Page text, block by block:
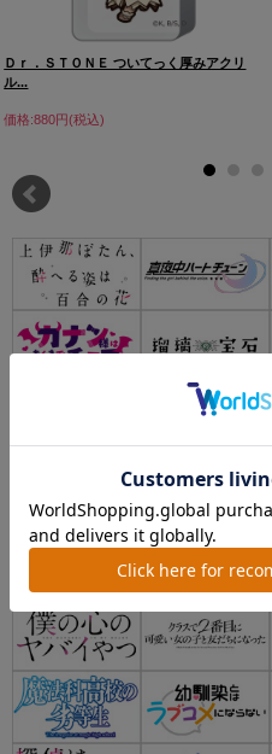
Ｄｒ．ＳＴＯＮＥ ついてっく厚みアクリ
ル...
価格:880円(税込)